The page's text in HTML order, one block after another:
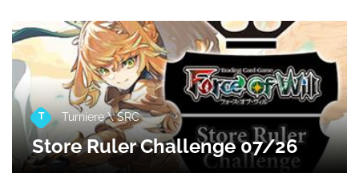
T Turniere\ SRC
Store Ruler Challenge 07/26